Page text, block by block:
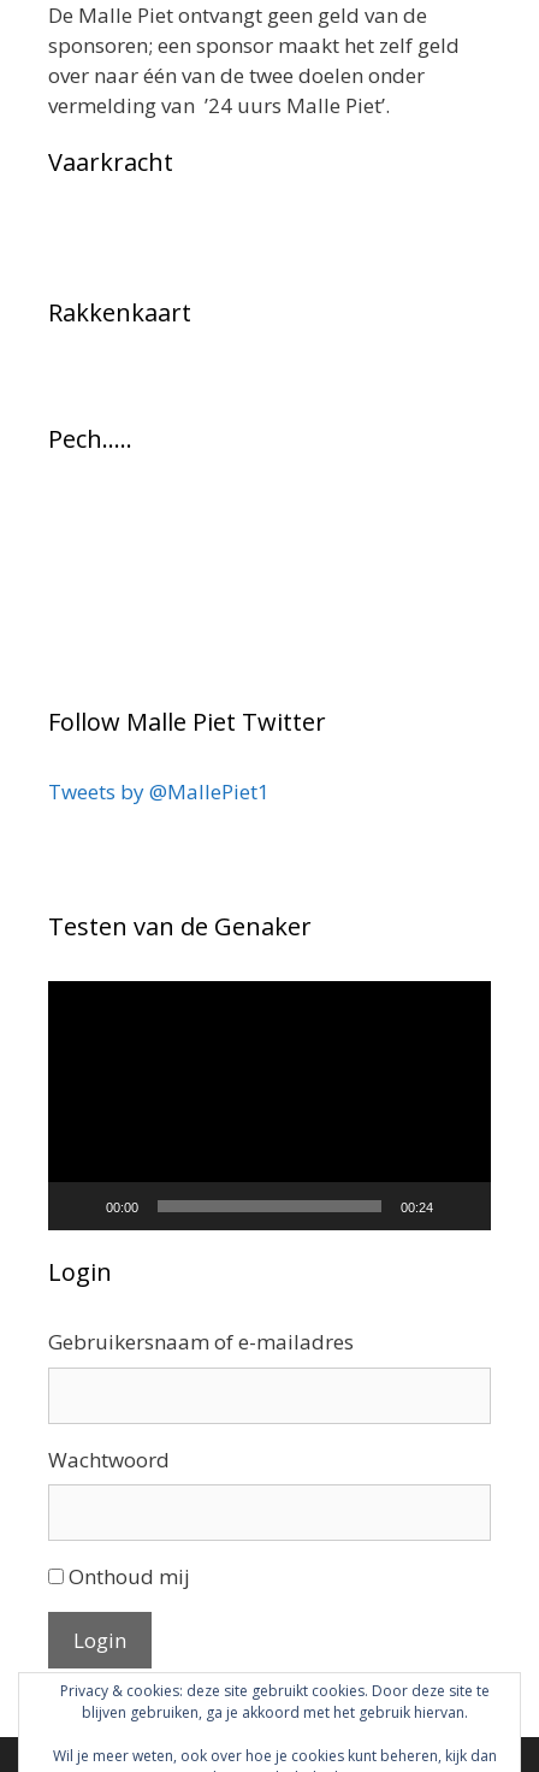
De Malle Piet ontvangt geen geld van de
sponsoren; een sponsor maakt het zelf geld
over naar één van de twee doelen onder
vermelding van ’24 uurs Malle Piet’.
Vaarkracht
Rakkenkaart
Pech…..
Follow Malle Piet Twitter
Tweets by @MallePiet1
Testen van de Genaker
00:00 00:24
Login
Gebruikersnaam of e-mailadres
Wachtwoord
Onthoud mij
Login
Privacy & cookies: deze site gebruikt cookies. Door deze site te
blijven gebruiken, ga je akkoord met het gebruik hiervan.
Wil je meer weten, ook over hoe je cookies kunt beheren, kijk dan